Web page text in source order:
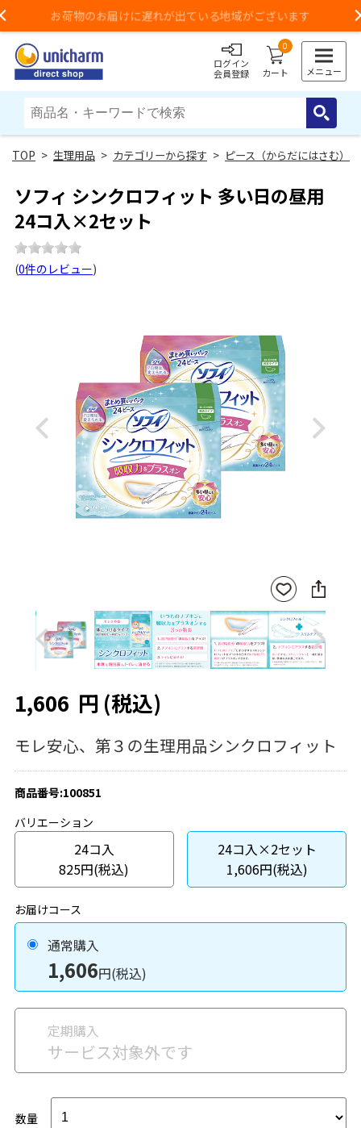
Previous3,980円以上のご購入で送料無料（一部地域除く）
ログイン
会員登録
0
カート メニュー
> 生理用品 > カテゴリーから探す > ピース（からだにはさむ）
ソフィ シンクロフィット 多い日の昼用
24コ入×2セット
(0件のレビュー)
Previous Next
お気
に入
りに
登録
SNS
に
シ
ェ
ア
Previous Next
1,606 円 (税込)
モレ安心、第３の生理用品シンクロフィット
商品番号:100851
バリエーション
24コ入
825円(税込)
24コ入×2セット
1,606円(税込)
お届けコース
通常購入
1,606円(税込)
定期購入
サービス対象外です
数量